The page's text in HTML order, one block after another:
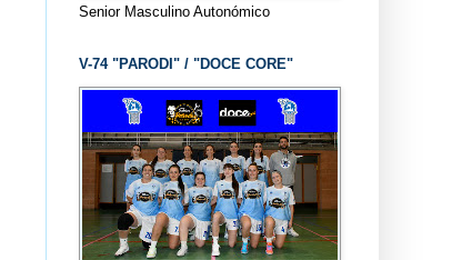
Senior Masculino Autonómico
V-74 "PARODI" / "DOCE CORE"